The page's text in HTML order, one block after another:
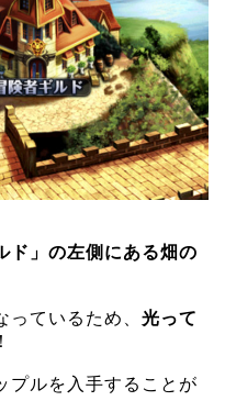
ド」の左側にある畑の
ているため、 光って
プルを入手することが